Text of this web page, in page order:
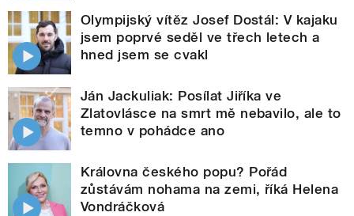
Olympijský vítěz Josef Dostál: V kajaku
jsem poprvé seděl ve třech letech a
hned jsem se cvakl
Ján Jackuliak: Posílat Jiříka ve
Zlatovlásce na smrt mě nebavilo, ale to
temno v pohádce ano
Královna českého popu? Pořád
zůstávám nohama na zemi, říká Helena
Vondráčková